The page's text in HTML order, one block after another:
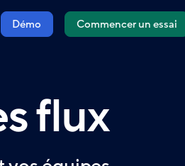
Démo Commencer un essai
flux